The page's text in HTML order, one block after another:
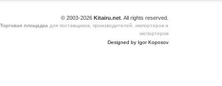
© 2003-2026 Kitairu.net . All rights reserved.
Торговая площадка для поставщиков, производителей, импортеров и
экспортеров
Designed by Igor Koposov